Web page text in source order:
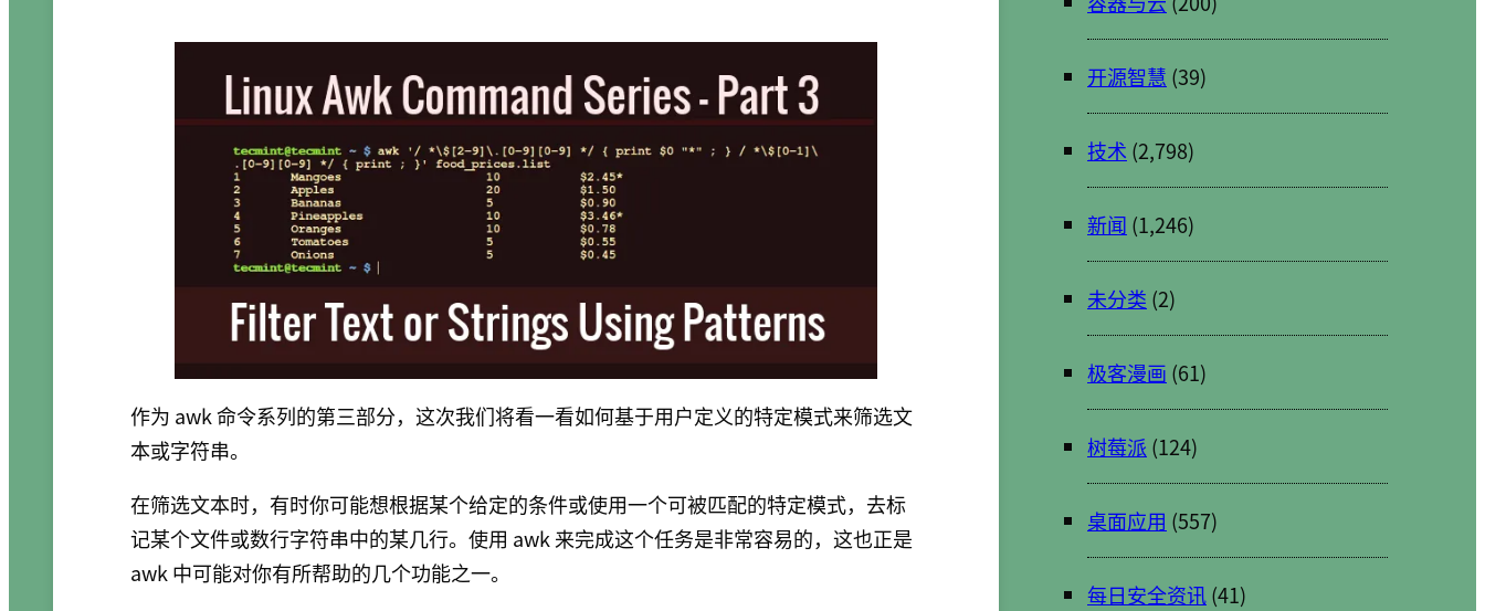
作为 awk 命令系列的第三部分，这次我们将看一看如何基于用户定义的特定模式来筛选文
本或字符串。
在筛选文本时，有时你可能想根据某个给定的条件或使用一个可被匹配的特定模式，去标
记某个文件或数行字符串中的某几行。使用 awk 来完成这个任务是非常容易的，这也正是
awk 中可能对你有所帮助的几个功能之一。
开源智慧 (39)
技术 (2,798)
新闻 (1,246)
未分类 (2)
极客漫画 (61)
树莓派 (124)
桌面应用 (557)
每日安全资讯(41)